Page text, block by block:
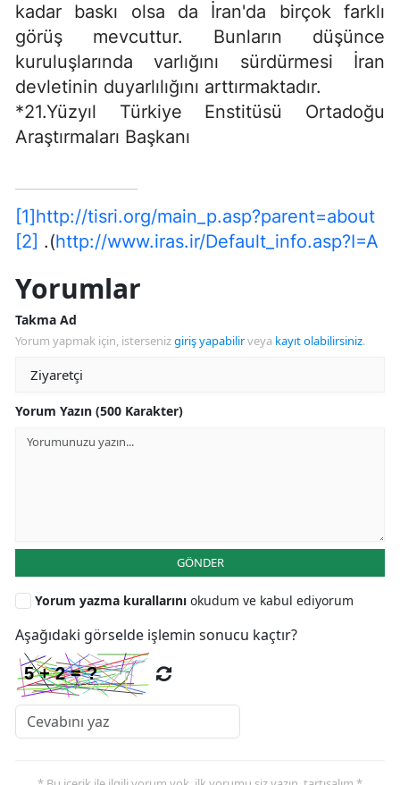
kadar baskı olsa da İran'da birçok farklı
görüş mevcuttur. Bunların düşünce
kuruluşlarında varlığını sürdürmesi İran
devletinin duyarlılığını arttırmaktadır.
*21.Yüzyıl Türkiye Enstitüsü Ortadoğu
Araştırmaları Başkanı
[1]http://tisri.org/main_p.asp?parent=about
[2] .(http://www.iras.ir/Default_info.asp?I=A
Yorumlar
Takma Ad
Yorum yapmak için, istersenizgiriş yapabilirveya kayıt olabilirsiniz.
Yorum Yazın (500 Karakter)
GÖNDER
Yorum yazma kurallarını okudum ve kabul ediyorum
Aşağıdaki görselde işlemin sonucu kaçtır?